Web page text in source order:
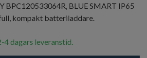
BPC120533064R, BLUE SMART IP65
kompakt batteriladdare.
4 dagars leveranstid.